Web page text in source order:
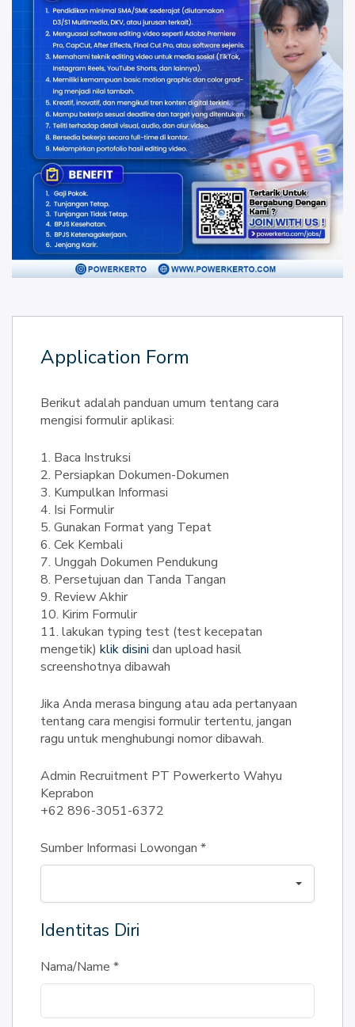
Application Form
Berikut adalah panduan umum tentang cara
mengisi formulir aplikasi:
1. Baca Instruksi
2. Persiapkan Dokumen-Dokumen
3. Kumpulkan Informasi
4. Isi Formulir
5. Gunakan Format yang Tepat
6. Cek Kembali
7. Unggah Dokumen Pendukung
8. Persetujuan dan Tanda Tangan
9. Review Akhir
10. Kirim Formulir
11. lakukan typing test (test kecepatan
mengetik) klik disini dan upload hasil
screenshotnya dibawah
Jika Anda merasa bingung atau ada pertanyaan
tentang cara mengisi formulir tertentu, jangan
ragu untuk menghubungi nomor dibawah.
Admin Recruitment PT Powerkerto Wahyu
Keprabon
+62 896-3051-6372
Sumber Informasi Lowongan *
Identitas Diri
Nama/Name *